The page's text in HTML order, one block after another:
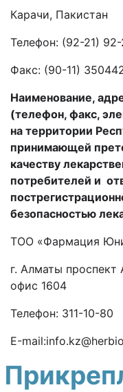
Карачи, Пакистан
Телефон: (92-21)
Факс: (90-11)
Наименование,
(телефон, факс,
на территории
принимающей
качеству
потребителей и
безопасностью
ТОО «Фармация
г. Алматы
офис 1604
Телефон: 311-10-80
Е-mail: